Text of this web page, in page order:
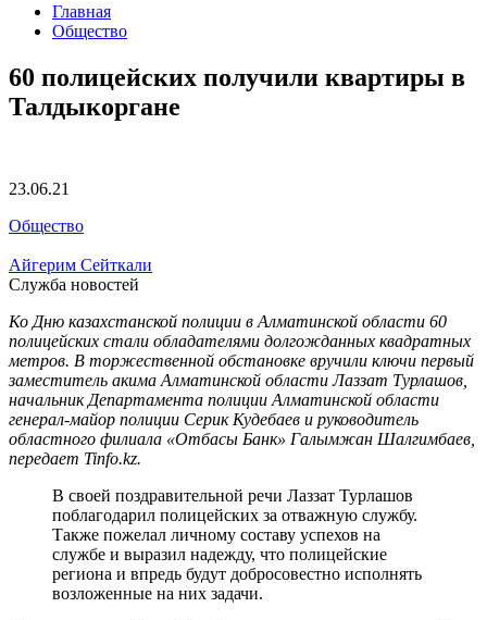
Главная
Общество
60 полицейских получили квартиры в
Талдыкоргане
23.06.21
Общество
Айгерим Сейткали
Служба новостей
Ко Дню казахстанской полиции в Алматинской области 60
полицейских стали обладателями долгожданных квадратных
метров. В торжественной обстановке вручили ключи первый
заместитель акима Алматинской области Лаззат Турлашов,
начальник Департамента полиции Алматинской области
генерал-майор полиции Серик Кудебаев и руководитель
областного филиала «Отбасы Банк» Галымжан Шалгимбаев,
передает Tinfo.kz.
В своей поздравительной речи Лаззат Турлашов
поблагодарил полицейских за отважную службу.
Также пожелал личному составу успехов на
службе и выразил надежду, что полицейские
региона и впредь будут добросовестно исполнять
возложенные на них задачи.